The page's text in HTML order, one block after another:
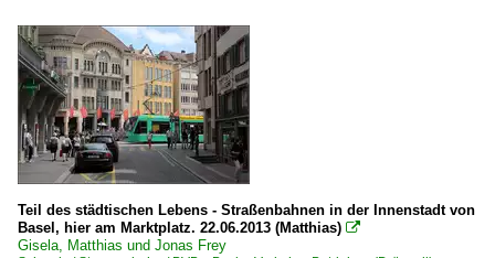
Teil des städtischen Lebens - Straßenbahnen in der Innenstadt von
Basel, hier am Marktplatz. 22.06.2013 (Matthias) 
Gisela, Matthias und Jonas Frey